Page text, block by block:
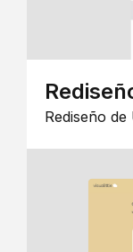
Rediseño